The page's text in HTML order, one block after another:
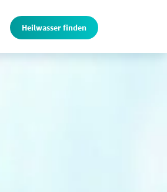
Heilwasser finden